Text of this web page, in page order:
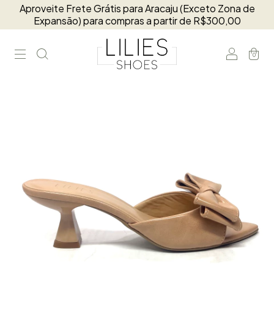
Aproveite Frete Grátis para Aracaju (Exceto Zona de
Expansão) para compras a partir de R$300,00
0